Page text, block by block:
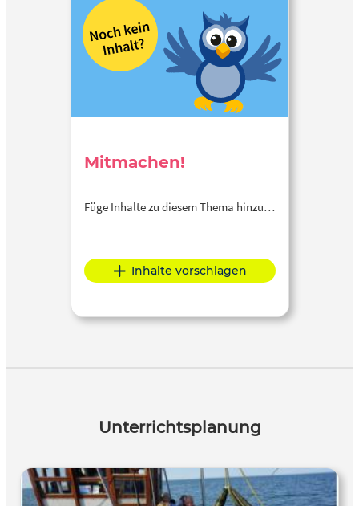
Mitmachen!
Füge Inhalte zu diesem Thema hinzu…
Inhalte vorschlagen
Unterrichtsplanung